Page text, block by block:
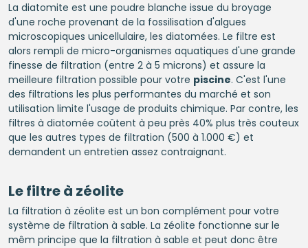
La diatomite est une poudre blanche issue du broyage
d'une roche provenant de la fossilisation d'algues
microscopiques unicellulaire, les diatomées. Le filtre est
alors rempli de micro-organismes aquatiques d'une grande
finesse de filtration (entre 2 à 5 microns) et assure la
meilleure filtration possible pour votre piscine. C'est l'une
des filtrations les plus performantes du marché et son
utilisation limite l'usage de produits chimique. Par contre, les
filtres à diatomée coûtent à peu près 40% plus très couteux
que les autres types de filtration (500 à 1.000 €) et
demandent un entretien assez contraignant.
Le filtre à zéolite
La filtration à zéolite est un bon complément pour votre
système de filtration à sable. La zéolite fonctionne sur le
mêm principe que la filtration à sable et peut donc être